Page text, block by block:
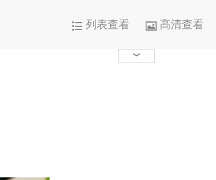
 列表查看  高清查看

